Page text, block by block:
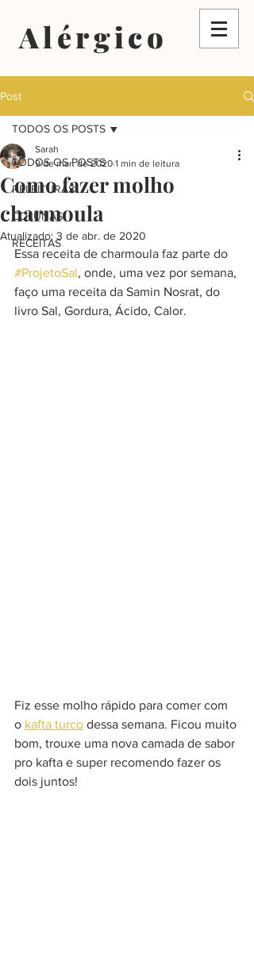
Alérgico
Post
TODOS OS POSTS
RELEITURAS
COLUNAS
RECEITAS
TODOS OS POSTS
Como fazer molho
charmoula
Sarah
9 de mar. de 2020 1 min de leitura
Atualizado: 3 de abr. de 2020
Essa receita de charmoula faz parte do
#ProjetoSal, onde, uma vez por semana,
faço uma receita da Samin Nosrat, do
livro Sal, Gordura, Ácido, Calor.
Fiz esse molho rápido para comer com
o kafta turco dessa semana. Ficou muito
bom, trouxe uma nova camada de sabor
pro kafta e super recomendo fazer os
dois juntos!